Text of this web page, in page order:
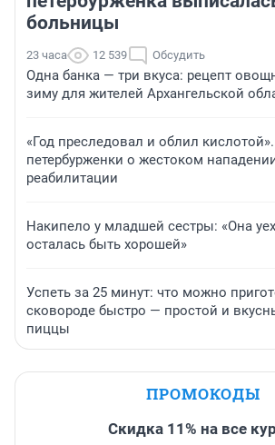
больницы
23 часа 12 539 Обсудить
Одна банка — три вкуса: рецепт
зиму для жителей Архангельской
«Год преследовал и облил
петербурженки о жестоком
реабилитации
Накипело у младшей сестры: «Она
осталась быть хорошей»
Успеть за 25 минут: что можно
сковороде быстро — простой и
пиццы
ПРОМОКОДЫ
Скидка 11% на все